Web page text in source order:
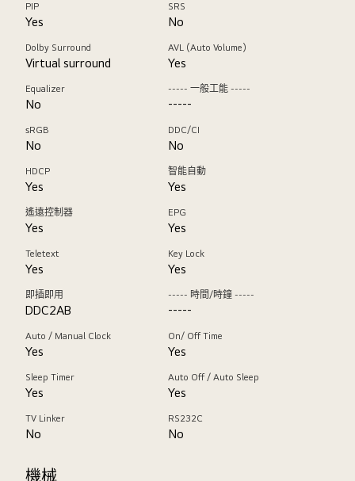
PIP
Yes
SRS
No
Dolby Surround
Virtual surround
AVL (Auto Volume)
Yes
Equalizer
No
----- 一般工能 -----
-----
sRGB
No
DDC/CI
No
HDCP
Yes
智能自動
Yes
遙遠控制器
Yes
EPG
Yes
Teletext
Yes
Key Lock
Yes
即插即用
DDC2AB
----- 時間/時鐘 -----
-----
Auto / Manual Clock
Yes
On/ Off Time
Yes
Sleep Timer
Yes
Auto Off / Auto Sleep
Yes
TV Linker
No
RS232C
No
機械